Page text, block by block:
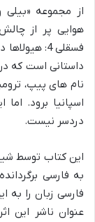
از مجموعه «بیلی
هوایی پر از
داستانی است که
نام های پیپ،
اسپانیا برود.
دردسر نیست.
این کتاب توسط
به فارسی
فارسی زبان را به
عنوان ناشر این